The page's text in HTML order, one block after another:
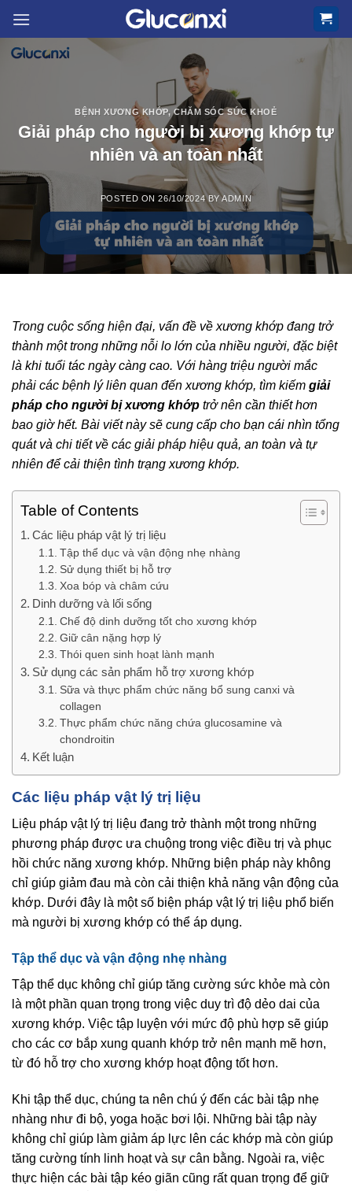
content
BỆNH XƯƠNG KHỚP, CHĂM SÓC SỨC KHOẺ
Giải pháp cho người bị xương khớp tự
nhiên và an toàn nhất
POSTED ON26/10/2024 BYADMIN
Trong cuộc sống hiện đại, vấn đề về xương khớp đang trở
thành một trong những nỗi lo lớn của nhiều người, đặc biệt
là khi tuổi tác ngày càng cao. Với hàng triệu người mắc
phải các bệnh lý liên quan đến xương khớp, tìm kiếm giải
pháp cho người bị xương khớp trở nên cần thiết hơn
bao giờ hết. Bài viết này sẽ cung cấp cho bạn cái nhìn tổng
quát và chi tiết về các giải pháp hiệu quả, an toàn và tự
nhiên để cải thiện tình trạng xương khớp.
Table of Contents
Các liệu pháp vật lý trị liệu
Tập thể dục và vận động nhẹ nhàng
Sử dụng thiết bị hỗ trợ
Xoa bóp và châm cứu
Dinh dưỡng và lối sống
Chế độ dinh dưỡng tốt cho xương khớp
Giữ cân nặng hợp lý
Thói quen sinh hoạt lành mạnh
Sử dụng các sản phẩm hỗ trợ xương khớp
Sữa và thực phẩm chức năng bổ sung canxi và
collagen
Thực phẩm chức năng chứa glucosamine và
chondroitin
Kết luận
Các liệu pháp vật lý trị liệu
Liệu pháp vật lý trị liệu đang trở thành một trong những
phương pháp được ưa chuộng trong việc điều trị và phục
hồi chức năng xương khớp. Những biện pháp này không
chỉ giúp giảm đau mà còn cải thiện khả năng vận động của
khớp. Dưới đây là một số biện pháp vật lý trị liệu phổ biến
mà người bị xương khớp có thể áp dụng.
Tập thể dục và vận động nhẹ nhàng
Tập thể dục không chỉ giúp tăng cường sức khỏe mà còn
là một phần quan trọng trong việc duy trì độ dẻo dai của
xương khớp. Việc tập luyện với mức độ phù hợp sẽ giúp
cho các cơ bắp xung quanh khớp trở nên mạnh mẽ hơn,
từ đó hỗ trợ cho xương khớp hoạt động tốt hơn.
Khi tập thể dục, chúng ta nên chú ý đến các bài tập nhẹ
nhàng như đi bộ, yoga hoặc bơi lội. Những bài tập này
không chỉ giúp làm giảm áp lực lên các khớp mà còn giúp
tăng cường tính linh hoạt và sự cân bằng. Ngoài ra, việc
thực hiện các bài tập kéo giãn cũng rất quan trọng để giữ